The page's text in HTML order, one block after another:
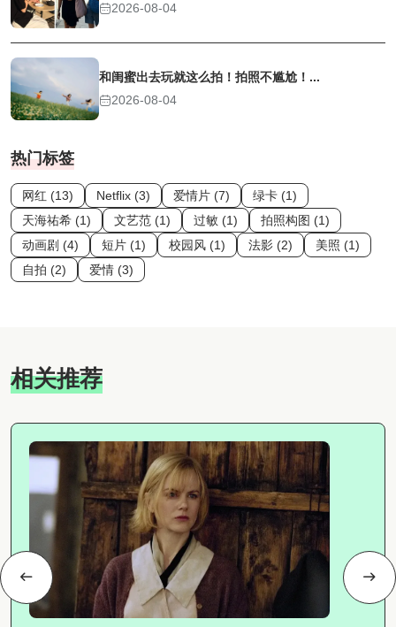
2026-08-04
和闺蜜出去玩就这么拍！拍照不尴尬！...
2026-08-04
热门标签
网红 (13) Netflix (3) 爱情片 (7)
绿卡 (1)
天海祐希 (1)
文艺范 (1) 过敏 (1)
拍照构图 (1)
动画剧 (4)
短片 (1) 校园风 (1) 法影 (2)
美照 (1)
自拍 (2)
爱情 (3)
相关推荐